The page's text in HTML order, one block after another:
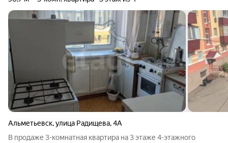
Альметьевск,улица Радищева,4А
В продаже 3-комнатная квартира на 3 этаже 4-этажного